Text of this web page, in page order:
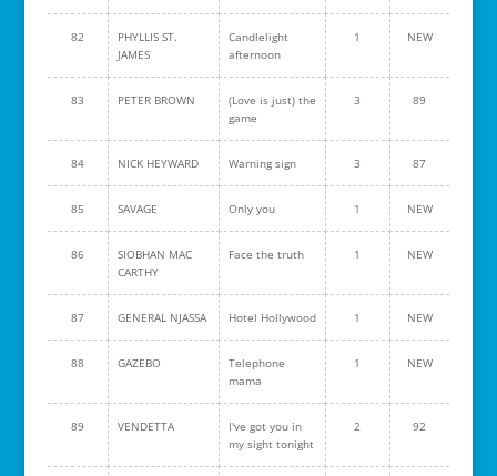
82
PHYLLIS ST.
JAMES
Candlelight
afternoon
1 NEW
83 PETER BROWN
(Love is just) the
game
3 89
84 NICK HEYWARD Warning sign 3 87
85 SAVAGE Only you 1 NEW
86
SIOBHAN MAC
CARTHY
Face the truth 1 NEW
87 GENERAL NJASSA Hotel Hollywood 1 NEW
88 GAZEBO
Telephone
mama
1 NEW
89 VENDETTA
I've got you in
my sight tonight
2 92